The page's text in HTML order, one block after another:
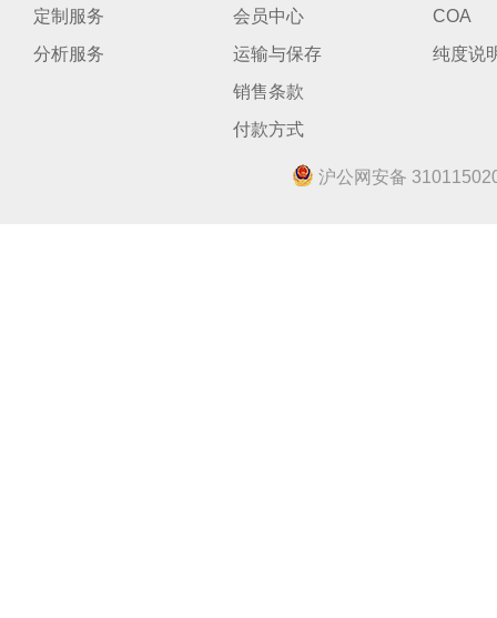
定制服务
分析服务
会员中心
运输与保存
销售条款
付款方式
COA
纯度说
沪公网安备